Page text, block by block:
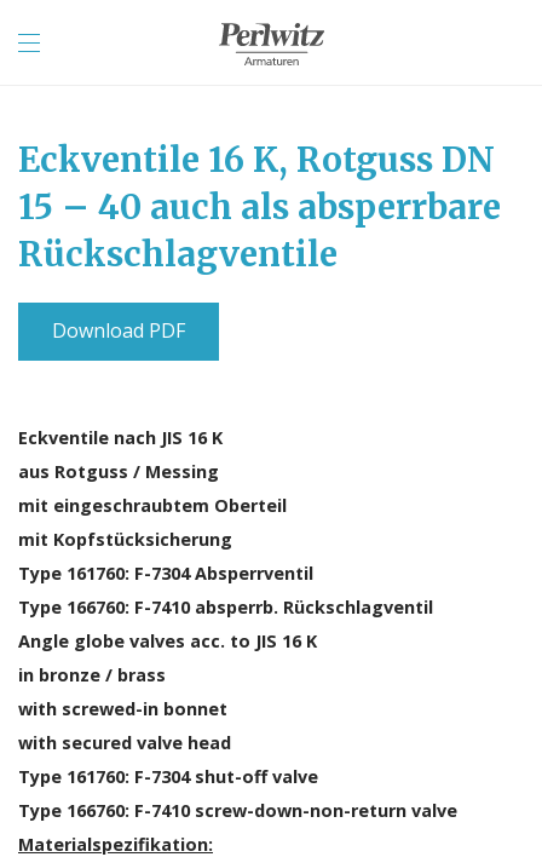
Eckventile 16 K, Rotguss DN
15 – 40 auch als absperrbare
Rückschlagventile
Download PDF
Eckventile nach JIS 16 K
aus Rotguss / Messing
mit eingeschraubtem Oberteil
mit Kopfstücksicherung
Type 161760: F-7304 Absperrventil
Type 166760: F-7410 absperrb. Rückschlagventil
Angle globe valves acc. to JIS 16 K
in bronze / brass
with screwed-in bonnet
with secured valve head
Type 161760: F-7304 shut-off valve
Type 166760: F-7410 screw-down-non-return valve
Materialspezifikation: